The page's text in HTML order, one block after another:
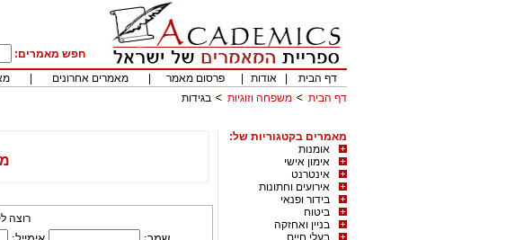
חפש מאמרים:
דף הבית
אודות פרסום מאמר מאמרים אחרונים
דף הבית
משפחה וזוגיות בגידות
מאמרים בקטגוריות של:
אומנות
אימון אישי
אינטרנט
אירועים וחתונות
בידור ופנאי
ביטוח
בניין ואחזקה
בעלי חיים
רוצה